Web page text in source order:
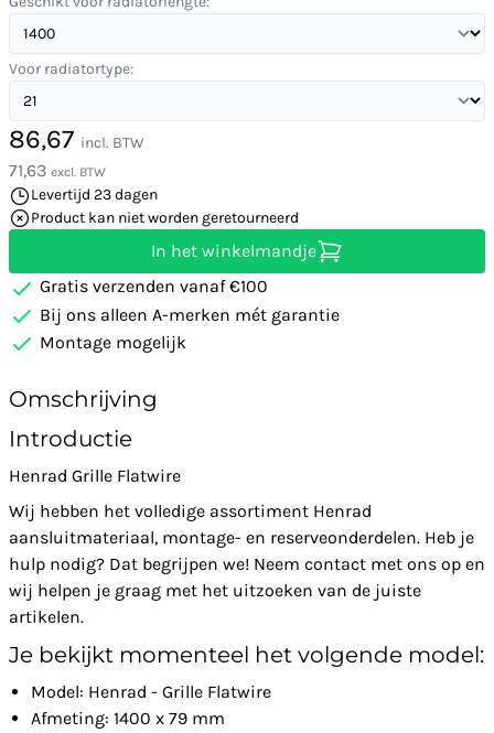
Voor radiatortype:
86,67 incl. BTW
71,63 excl. BTW
Levertijd 23 dagen
Product kan niet worden geretourneerd
In het winkelmandje
Gratis verzenden vanaf €100
Bij ons alleen A-merken mét garantie
Montage mogelijk
Omschrijving
Introductie
Henrad Grille Flatwire
Wij hebben het volledige assortiment Henrad
aansluitmateriaal, montage- en reserveonderdelen. Heb je
hulp nodig? Dat begrijpen we! Neem contact met ons op en
wij helpen je graag met het uitzoeken van de juiste
artikelen.
Je bekijkt momenteel het volgende model:
Model: Henrad - Grille Flatwire
Afmeting: 1400 x 79 mm